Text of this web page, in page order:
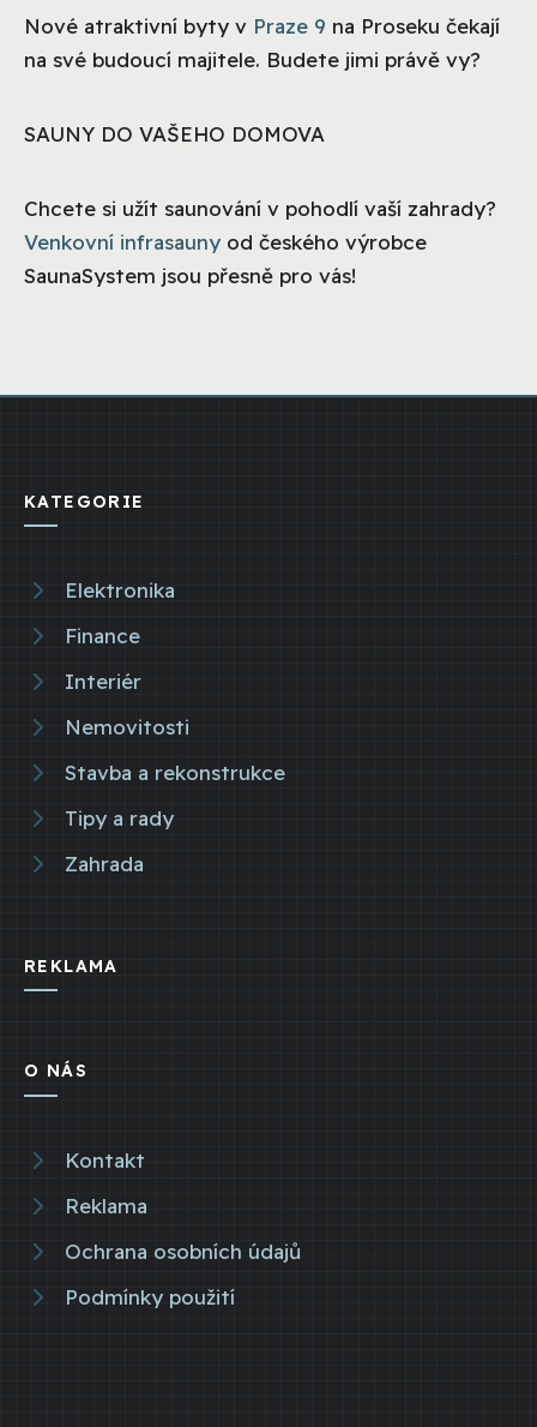
Nové atraktivní byty v Praze 9 na Proseku čekají
na své budoucí majitele. Budete jimi právě vy?
SAUNY DO VAŠEHO DOMOVA
Chcete si užít saunování v pohodlí vaší zahrady?
Venkovní infrasauny od českého výrobce
SaunaSystem jsou přesně pro vás!
KATEGORIE
Elektronika
Finance
Interiér
Nemovitosti
Stavba a rekonstrukce
Tipy a rady
Zahrada
REKLAMA
O NÁS
Kontakt
Reklama
Ochrana osobních údajů
Podmínky použití